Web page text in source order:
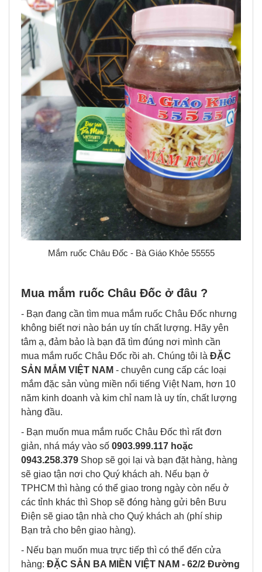
Mắm ruốc Châu Đốc - Bà Giáo Khỏe 55555
Mua mắm ruốc Châu Đốc ở đâu ?
- Bạn đang cần tìm mua mắm ruốc Châu Đốc nhưng
không biết nơi nào bán uy tín chất lượng. Hãy yên
tâm ạ, đảm bảo là bạn đã tìm đúng nơi mình cần
mua mắm ruốc Châu Đốc rồi ah. Chúng tôi là ĐẶC
SẢN MẮM VIỆT NAM - chuyên cung cấp các loại
mắm đặc sản vùng miền nổi tiếng Việt Nam, hơn 10
năm kinh doanh và kim chỉ nam là uy tín, chất lượng
hàng đầu.
- Bạn muốn mua mắm ruốc Châu Đốc thì rất đơn
giản, nhá máy vào số 0903.999.117 hoặc
0943.258.379 Shop sẽ gọi lại và bạn đặt hàng, hàng
sẽ giao tận nơi cho Quý khách ah. Nếu bạn ở
TPHCM thì hàng có thể giao trong ngày còn nếu ở
các tỉnh khác thì Shop sẽ đóng hàng gửi bên Bưu
Điện sẽ giao tận nhà cho Quý khách ah (phí ship
Bạn trả cho bên giao hàng).
- Nếu bạn muốn mua trực tiếp thì có thể đến cửa
hàng: ĐẶC SẢN BA MIỀN VIỆT NAM - 62/2 Đường